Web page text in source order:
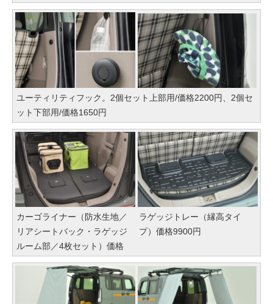
ユーティリティフック。2個セット上部用/価格2200円、2個セ
ット下部用/価格1650円
カーゴライナー（防水生地／
リアシートバック・ラゲッジ
ルーム部／4枚セット）価格
ラゲッジトレー（縁高タイ
プ）価格9900円